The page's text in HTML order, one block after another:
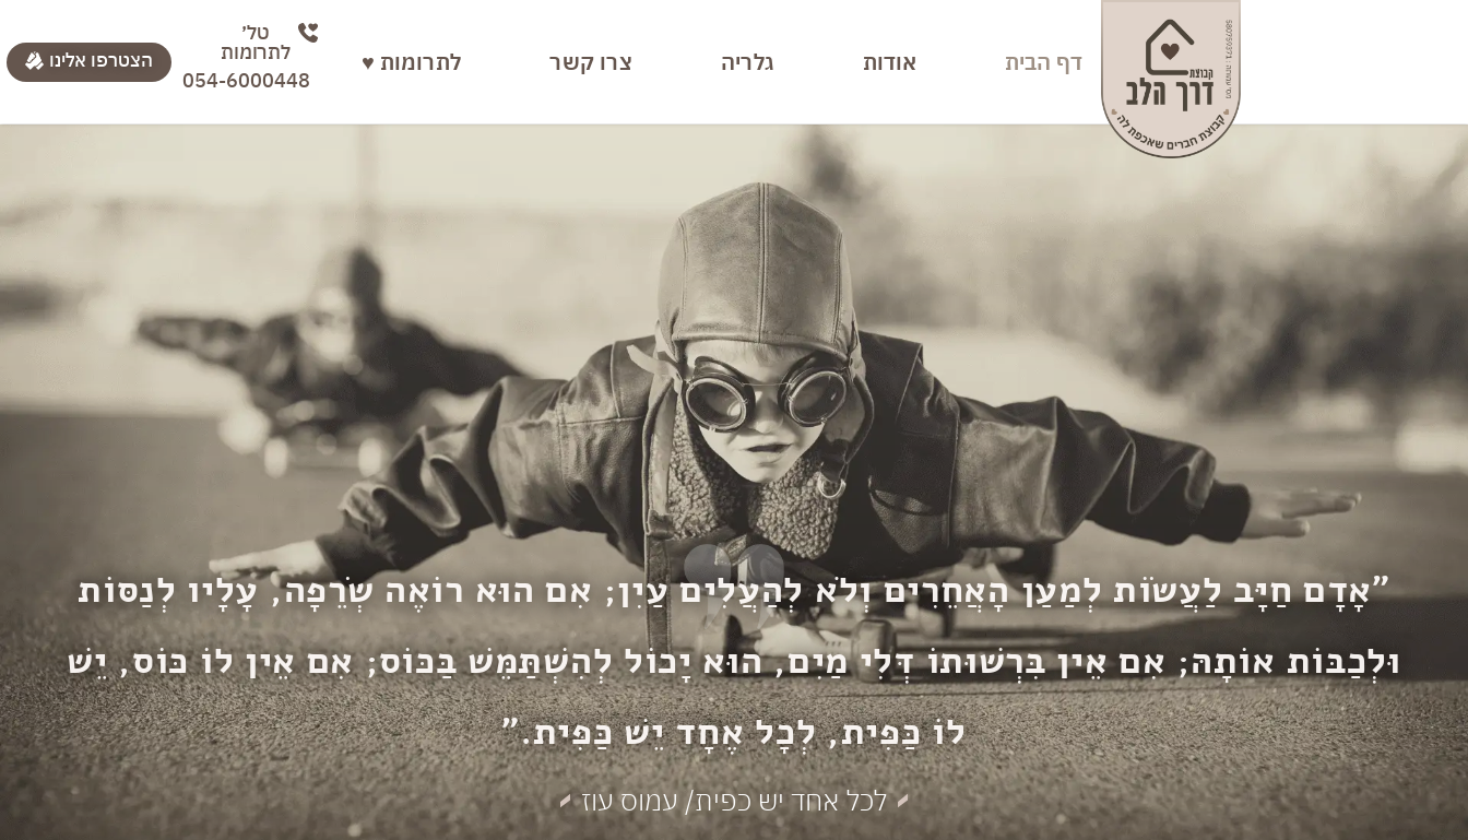
דף הבית אודות גלריה צרו קשר לתרומות ♥
טל׳
לתרומות
054-6000448
הצטרפו אלינו
"אָדָם חַיָּב לַעֲשׂוֹת לְמַעַן הָאֲחֵרִים וְלֹא לְהַעֲלִים עַיִן; אִם הוּא רוֹאֶה שְׂרֵפָה, עָלָיו לְנַסּוֹת
וּלְכַבּוֹת אוֹתָהּ; אִם אֵין בִּרְשׁוּתוֹ דְּלִי מַיִם, הוּא יָכוֹל לְהִשְׁתַּמֵּשׁ בַּכּוֹס; אִם אֵין לוֹ כּוֹס, יֵשׁ
לוֹ כַּפִּית, לְכָל אֶחָד יֵשׁ כַּפִּית."
לכל אחד יש כפית/ עמוס עוז